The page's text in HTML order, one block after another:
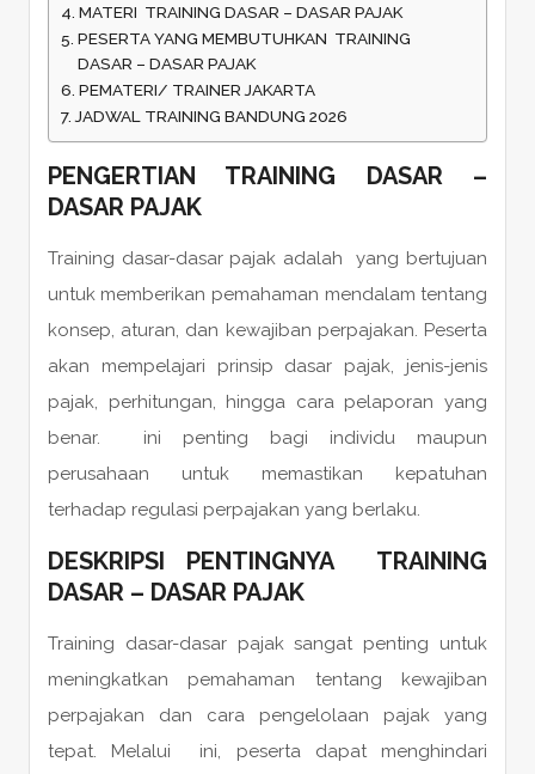
MATERI TRAINING DASAR – DASAR PAJAK
PESERTA YANG MEMBUTUHKAN TRAINING
DASAR – DASAR PAJAK
PEMATERI/ TRAINER JAKARTA
JADWAL TRAINING BANDUNG 2026
PENGERTIAN TRAINING DASAR –
DASAR PAJAK
Training dasar-dasar pajak adalah yang bertujuan
untuk memberikan pemahaman mendalam tentang
konsep, aturan, dan kewajiban perpajakan. Peserta
akan mempelajari prinsip dasar pajak, jenis-jenis
pajak, perhitungan, hingga cara pelaporan yang
benar. ini penting bagi individu maupun
perusahaan untuk memastikan kepatuhan
terhadap regulasi perpajakan yang berlaku.
DESKRIPSI PENTINGNYA TRAINING
DASAR – DASAR PAJAK
Training dasar-dasar pajak sangat penting untuk
meningkatkan pemahaman tentang kewajiban
perpajakan dan cara pengelolaan pajak yang
tepat. Melalui ini, peserta dapat menghindari